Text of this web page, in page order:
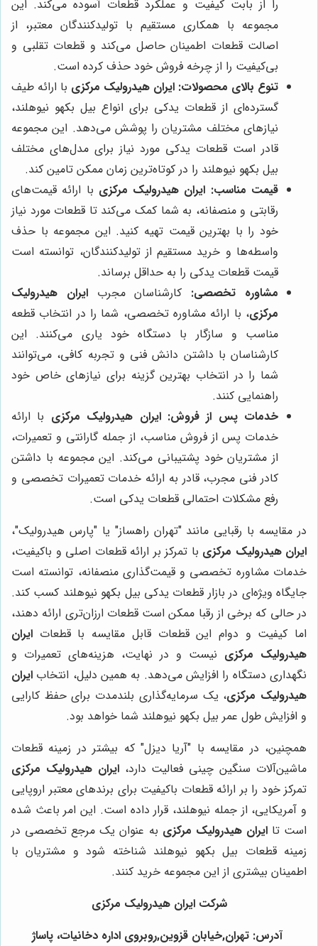
را از بابت کیفیت و عملکرد قطعات آسوده می‌کند. این
مجموعه با همکاری مستقیم با تولیدکنندگان معتبر، از
اصالت قطعات اطمینان حاصل می‌کند و قطعات تقلبی و
بی‌کیفیت را از چرخه فروش خود حذف کرده است.
تنوع بالای محصولات: ایران هیدرولیک مرکزی با ارائه طیف
گسترده‌ای از قطعات یدکی برای انواع بیل بکهو نیوهلند،
نیازهای مختلف مشتریان را پوشش می‌دهد. این مجموعه
قادر است قطعات یدکی مورد نیاز برای مدل‌های مختلف
بیل بکهو نیوهلند را در کوتاه‌ترین زمان ممکن تامین کند.
قیمت مناسب: ایران هیدرولیک مرکزی با ارائه قیمت‌های
رقابتی و منصفانه، به شما کمک می‌کند تا قطعات مورد نیاز
خود را با بهترین قیمت تهیه کنید. این مجموعه با حذف
واسطه‌ها و خرید مستقیم از تولیدکنندگان، توانسته است
قیمت قطعات یدکی را به حداقل برساند.
مشاوره تخصصی: کارشناسان مجربایران هیدرولیک
مرکزی، با ارائه مشاوره تخصصی، شما را در انتخاب قطعه
مناسب و سازگار با دستگاه خود یاری می‌کنند. این
کارشناسان با داشتن دانش فنی و تجربه کافی، می‌توانند
شما را در انتخاب بهترین گزینه برای نیازهای خاص خود
راهنمایی کنند.
خدمات پس از فروش: ایران هیدرولیک مرکزی با ارائه
خدمات پس از فروش مناسب، از جمله گارانتی و تعمیرات،
از مشتریان خود پشتیبانی می‌کند. این مجموعه با داشتن
کادر فنی مجرب، قادر به ارائه خدمات تعمیرات تخصصی و
رفع مشکلات احتمالی قطعات یدکی است.
در مقایسه با رقبایی مانند "تهران راهساز" یا "پارس هیدرولیک"،
ایران هیدرولیک مرکزی با تمرکز بر ارائه قطعات اصلی و باکیفیت،
خدمات مشاوره تخصصی و قیمت‌گذاری منصفانه، توانسته است
جایگاه ویژه‌ای در بازار قطعات یدکی بیل بکهو نیوهلند کسب کند.
در حالی که برخی از رقبا ممکن است قطعات ارزان‌تری ارائه دهند،
اما کیفیت و دوام این قطعات قابل مقایسه با قطعات ایران
هیدرولیک مرکزی نیست و در نهایت، هزینه‌های تعمیرات و
نگهداری دستگاه را افزایش می‌دهد. به همین دلیل، انتخاب ایران
هیدرولیک مرکزی، یک سرمایه‌گذاری بلندمدت برای حفظ کارایی
و افزایش طول عمر بیل بکهو نیوهلند شما خواهد بود.
همچنین، در مقایسه با "آریا دیزل" که بیشتر در زمینه قطعات
ماشین‌آلات سنگین چینی فعالیت دارد،ایران هیدرولیک مرکزی
تمرکز خود را بر ارائه قطعات باکیفیت برای برندهای معتبر اروپایی
و آمریکایی، از جمله نیوهلند، قرار داده است. این امر باعث شده
است تاایران هیدرولیک مرکزی به عنوان یک مرجع تخصصی در
زمینه قطعات بیل بکهو نیوهلند شناخته شود و مشتریان با
اطمینان بیشتری از این مجموعه خرید کنند.
شرکت ایران هیدرولیک مرکزی
آدرس: تهران,خیابان قزوین,روبروی اداره دخانیات، پاساژ